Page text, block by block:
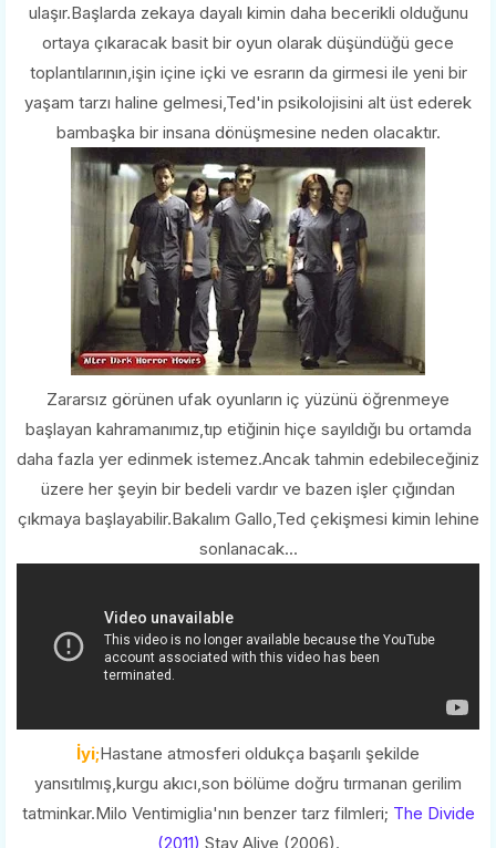
ulaşır.Başlarda zekaya dayalı kimin daha becerikli olduğunu
ortaya çıkaracak basit bir oyun olarak düşündüğü gece
toplantılarının,işin içine içki ve esrarın da girmesi ile yeni bir
yaşam tarzı haline gelmesi,Ted'in psikolojisini alt üst ederek
bambaşka bir insana dönüşmesine neden olacaktır.
Zararsız görünen ufak oyunların iç yüzünü öğrenmeye
başlayan kahramanımız,tıp etiğinin hiçe sayıldığı bu ortamda
daha fazla yer edinmek istemez.Ancak tahmin edebileceğiniz
üzere her şeyin bir bedeli vardır ve bazen işler çığından
çıkmaya başlayabilir.Bakalım Gallo,Ted çekişmesi kimin lehine
sonlanacak...
İyi;Hastane atmosferi oldukça başarılı şekilde
yansıtılmış,kurgu akıcı,son bölüme doğru tırmanan gerilim
tatminkar.Milo Ventimiglia'nın benzer tarz filmleri; The Divide
(2011),Stay Alive (2006).